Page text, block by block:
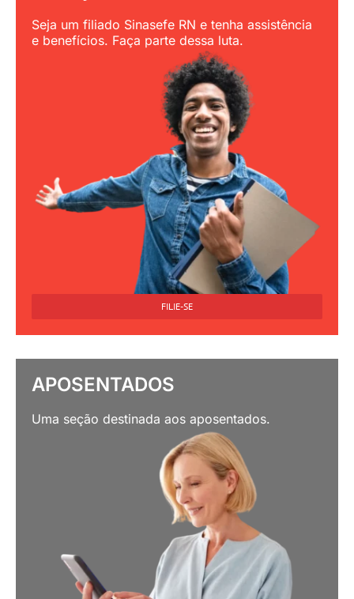
Seja um filiado Sinasefe RN e tenha assistência
e benefícios. Faça parte dessa luta.
FILIE-SE
APOSENTADOS
Uma seção destinada aos aposentados.